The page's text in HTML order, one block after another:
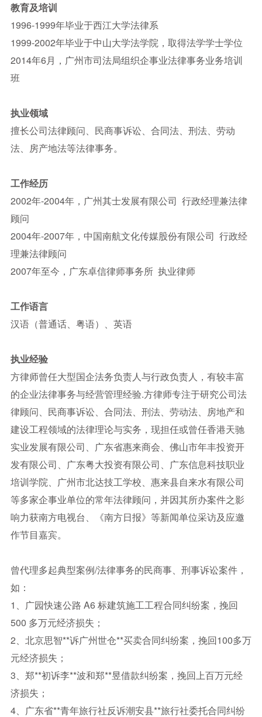
教育及培训
1996-1999年毕业于西江大学法律系
1999-2002年毕业于中山大学法学院，取得法学学士学位
2014年6月，广州市司法局组织企事业法律事务业务培训
班
执业领域
擅长公司法律顾问、民商事诉讼、合同法、刑法、劳动
法、房产地法等法律事务。
工作经历
2002年-2004年，广州其士发展有限公司 行政经理兼法律
顾问
2004年-2007年，中国南航文化传媒股份有限公司 行政经
理兼法律顾问
2007年至今，广东卓信律师事务所 执业律师
工作语言
汉语（普通话、粤语）、英语
执业经验
方律师曾任大型国企法务负责人与行政负责人，有较丰富
的企业法律事务与经营管理经验.方律师专注于研究公司法
律顾问、民商事诉讼、合同法、刑法、劳动法、房地产和
建设工程领域的法律理论与实务，现担任或曾任香港天驰
实业发展有限公司、广东省惠来商会、佛山市年丰投资开
发有限公司、广东粤大投资有限公司、广东信息科技职业
培训学院、广州市北达技工学校、惠来县自来水有限公司
等多家企事业单位的常年法律顾问，并因其所办案件之影
响力获南方电视台、《南方日报》等新闻单位采访及应邀
作节目嘉宾。
曾代理多起典型案例/法律事务的民商事、刑事诉讼案件，
如：
1、广园快速公路 A6 标建筑施工工程合同纠纷案，挽回
500 多万元经济损失；
2、北京思智**诉广州世仓**买卖合同纠纷案，挽回100多万
元经济损失；
3、郑**初诉李**波和郑**昱借款纠纷案，挽回上百万元经
济损失；
4、广东省**青年旅行社反诉潮安县**旅行社委托合同纠纷